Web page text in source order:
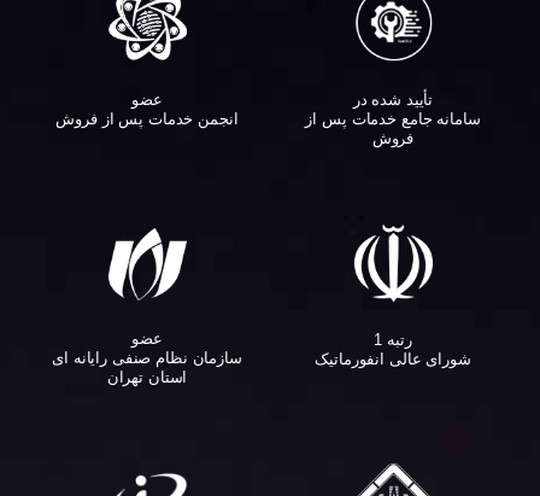
تأیید شده در
سامانه جامع خدمات پس از
فروش
عضو
انجمن خدمات پس از فروش
رتبه 1
شورای عالی انفورماتیک
عضو
سازمان نظام صنفی رایانه ای
استان تهران